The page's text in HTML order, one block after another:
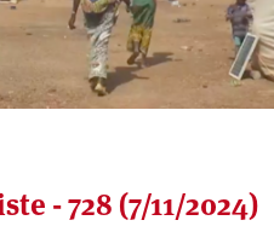
- 728 (7/11/2024)